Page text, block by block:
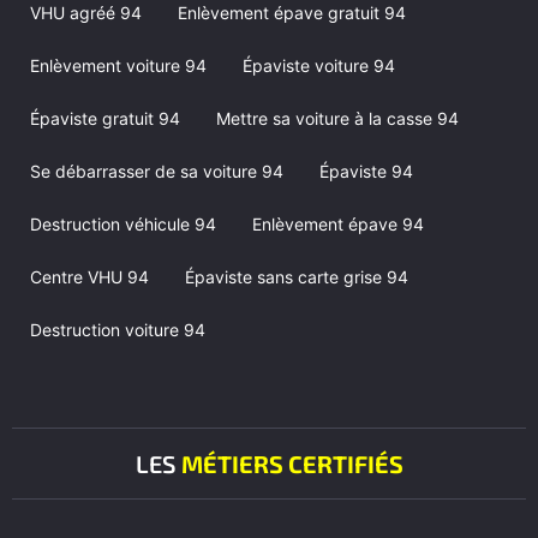
VHU agréé 94 Enlèvement épave gratuit 94
Enlèvement voiture 94 Épaviste voiture 94
Épaviste gratuit 94 Mettre sa voiture à la casse 94
Se débarrasser de sa voiture 94 Épaviste 94
Destruction véhicule 94 Enlèvement épave 94
Centre VHU 94 Épaviste sans carte grise 94
Destruction voiture 94
LES MÉTIERS CERTIFIÉS